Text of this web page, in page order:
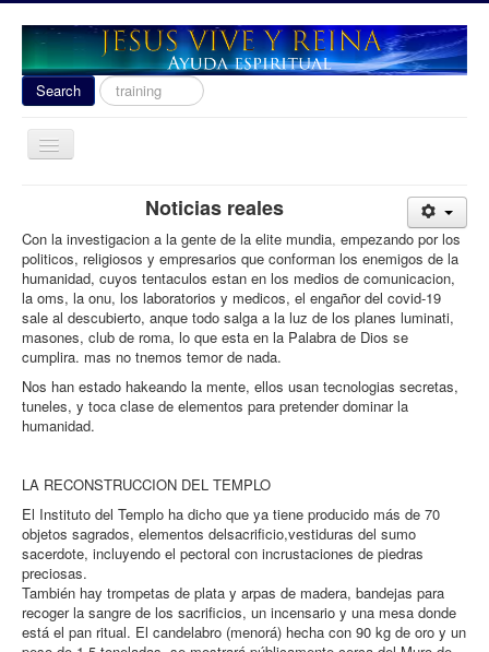
Search
Search
...
Toggle
Ayuda Espiritual
Las señales del fin 2020
Liberacion
Escuela de Guerra
Temas
Youtube
donacion
Noticias reales
Con la investigacion a la gente de la elite mundia, empezando por los
politicos, religiosos y empresarios que conforman los enemigos de la
humanidad, cuyos tentaculos estan en los medios de comunicacion,
la oms, la onu, los laboratorios y medicos, el engañor del covid-19
sale al descubierto, anque todo salga a la luz de los planes luminati,
masones, club de roma, lo que esta en la Palabra de Dios se
cumplira. mas no tnemos temor de nada.
Nos han estado hakeando la mente, ellos usan tecnologias secretas,
tuneles, y toca clase de elementos para pretender dominar la
humanidad.
LA RECONSTRUCCION DEL TEMPLO
El Instituto del Templo ha dicho que ya tiene producido más de 70
objetos sagrados, elementos delsacrificio,vestiduras del sumo
sacerdote, incluyendo el pectoral con incrustaciones de piedras
preciosas.
También hay trompetas de plata y arpas de madera, bandejas para
recoger la sangre de los sacrificios, un incensario y una mesa donde
está el pan ritual. El candelabro (menorá) hecha con 90 kg de oro y un